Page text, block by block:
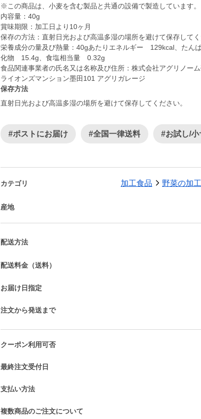
※この商品は、小麦を含む製品と共通の設備で製造しています。
内容量：40g
賞味期限：加工日より10ヶ月
保存の方法：直射日光および高温多湿の場所を避けて保存して
栄養成分の量及び熱量：40gあたりエネルギー 129kcal、た
化物 15.4g、食塩相当量 0.32g
食品関連事業者の氏名又は名称及び住所：株式会社アグリノ
ライオンズマンション墨田101 アグリガレージ
保存方法
直射日光および高温多湿の場所を避けて保存してください。
#ポストにお届け #全国一律送料 #お試し/小
カテゴリ 加工食品 野菜の加
産地
配送方法
配送料金（送料）
お届け日指定
注文から発送まで
クーポン利用可否
最終注文受付日
支払い方法
複数商品のご注文について